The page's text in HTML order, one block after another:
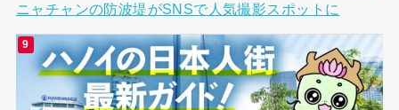
ニャチャンの防波堤がSNSで人気撮影スポットに